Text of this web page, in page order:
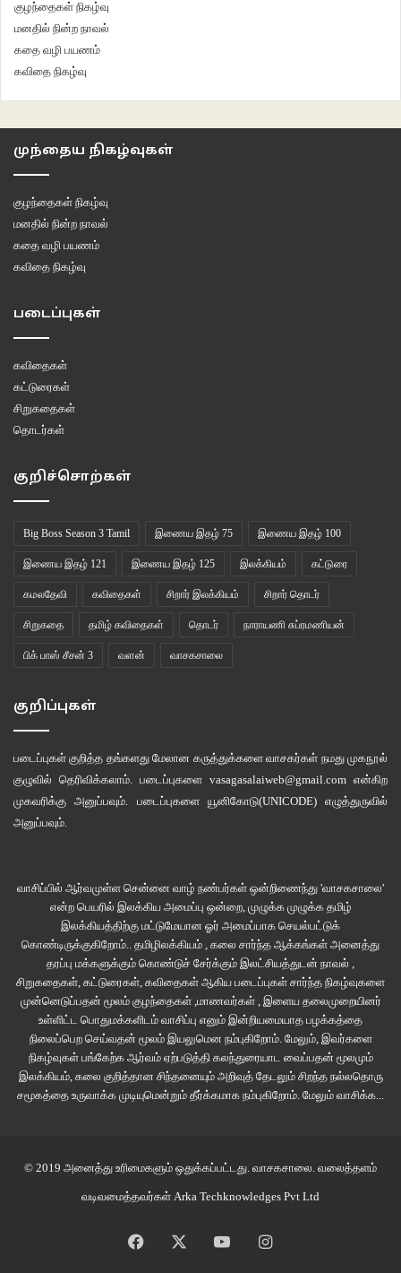
குழந்தைகள் நிகழ்வு
மனதில் நின்ற நாவல்
கதை வழி பயணம்
கவிதை நிகழ்வு
முந்தைய நிகழ்வுகள்
குழந்தைகள் நிகழ்வு
மனதில் நின்ற நாவல்
கதை வழி பயணம்
கவிதை நிகழ்வு
படைப்புகள்
கவிதைகள்
கட்டுரைகள்
சிறுகதைகள்
தொடர்கள்
குறிச்சொற்கள்
Big Boss Season 3 Tamil இணைய இதழ் 75 இணைய இதழ் 100
இணைய இதழ் 121 இணைய இதழ் 125 இலக்கியம் கட்டுரை
கமலதேவி கவிதைகள் சிறார் இலக்கியம் சிறார் தொடர்
சிறுகதை தமிழ் கவிதைகள் தொடர் நாராயணி சுப்ரமணியன்
பிக் பாஸ் சீசன் 3 வளன் வாசகசாலை
குறிப்புகள்
படைப்புகள் குறித்த தங்களது மேலான கருத்துக்களை வாசகர்கள் நமது முகநூல்
குழுவில் தெரிவிக்கலாம். படைப்புகளை vasagasalaiweb@gmail.com என்கிற
முகவரிக்கு அனுப்பவும். படைப்புகளை யூனிகோடு(UNICODE)எழுத்துருவில்
அனுப்பவும்.
வாசிப்பில் ஆர்வமுள்ள சென்னை வாழ் நண்பர்கள் ஒன்றிணைந்து 'வாசகசாலை'
என்ற பெயரில் இலக்கிய அமைப்பு ஒன்றை, முழுக்க முழுக்க தமிழ்
இலக்கியத்திற்கு மட்டுமேயான ஓர் அமைப்பாக செயல்பட்டுக்
கொண்டிருக்குகிறோம்.. தமிழிலக்கியம் , கலை சார்ந்த ஆக்கங்கள் அனைத்து
தரப்பு மக்களுக்கும் கொண்டுச் சேர்க்கும் இலட்சியத்துடன் நாவல் ,
சிறுகதைகள், கட்டுரைகள், கவிதைகள் ஆகிய படைப்புகள் சார்ந்த நிகழ்வுகளை
முன்னெடுப்பதன் மூலம் குழந்தைகள் ,மாணவர்கள் , இளைய தலைமுறையினர்
உள்ளிட்ட பொதுமக்களிடம் வாசிப்பு எனும் இன்றியமையாத பழக்கத்தை
நிலைப்பெற செய்வதன் மூலம் இயலுமென நம்புகிறோம். மேலும், இவர்களை
நிகழ்வுகள் பங்கேற்க ஆர்வம் ஏற்படுத்தி கலந்துரையாட வைப்பதன் மூலமும்
இலக்கியம், கலை குறித்தான சிந்தனையும் அறிவுத் தேடலும் சிறந்த நல்லதொரு
சமூகத்தை உருவாக்க முடியுமென்றும் தீர்க்கமாக நம்புகிறோம். மேலும் வாசிக்க...
© 2019 அனைத்து உரிமைகளும் ஒதுக்கப்பட்டது. வாசகசாலை . வலைத்தளம்
வடிவமைத்தவர்கள் Arka Techknowledges Pvt Ltd
Facebook YouTubeInstagram